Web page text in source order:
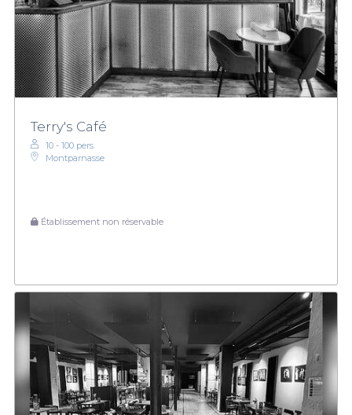
Terry's Café
10 - 100 pers.
Montparnasse
Établissement non réservable